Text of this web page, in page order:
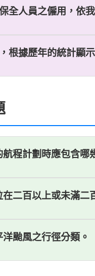
全人員之僱用，依
根據歷年的統計顯
程計劃時應包含哪
二百以上或未滿二
颱風之行徑分類。